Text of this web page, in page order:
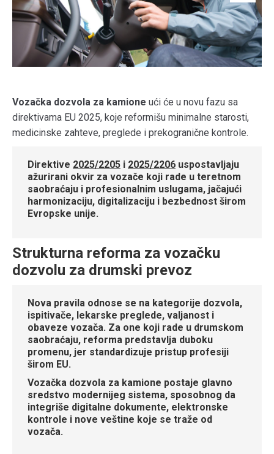
Vozačka dozvola za kamione ući će u novu fazu sa
direktivama EU 2025, koje reformišu minimalne starosti,
medicinske zahteve, preglede i prekogranične kontrole.
Direktive 2025/2205 i 2025/2206 uspostavljaju
ažurirani okvir za vozače koji rade u teretnom
saobraćaju i profesionalnim uslugama, jačajući
harmonizaciju, digitalizaciju i bezbednost širom
Evropske unije.
Strukturna reforma za vozačku
dozvolu za drumski prevoz
Nova pravila odnose se na kategorije dozvola,
ispitivače, lekarske preglede, valjanost i
obaveze vozača. Za one koji rade u drumskom
saobraćaju, reforma predstavlja duboku
promenu, jer standardizuje pristup profesiji
širom EU.
Vozačka dozvola za kamione postaje glavno
sredstvo modernijeg sistema, sposobnog da
integriše digitalne dokumente, elektronske
kontrole i nove veštine koje se traže od
vozača.